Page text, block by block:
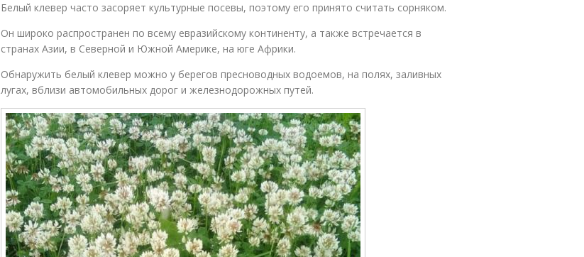
Белый клевер часто засоряет культурные посевы, поэтому его принято считать сорняком.
Он широко распространен по всему евразийскому континенту, а также встречается в
странах Азии, в Северной и Южной Америке, на юге Африки.
Обнаружить белый клевер можно у берегов пресноводных водоемов, на полях, заливных
лугах, вблизи автомобильных дорог и железнодорожных путей.